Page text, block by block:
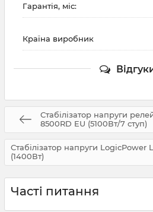
Гарантія, міс:
Країна виробник
Стабілізатор напруги
8500RD EU (5100Вт/7 ступ)
Стабілізатор напруги LogicPower
(1400Вт)
Часті питання